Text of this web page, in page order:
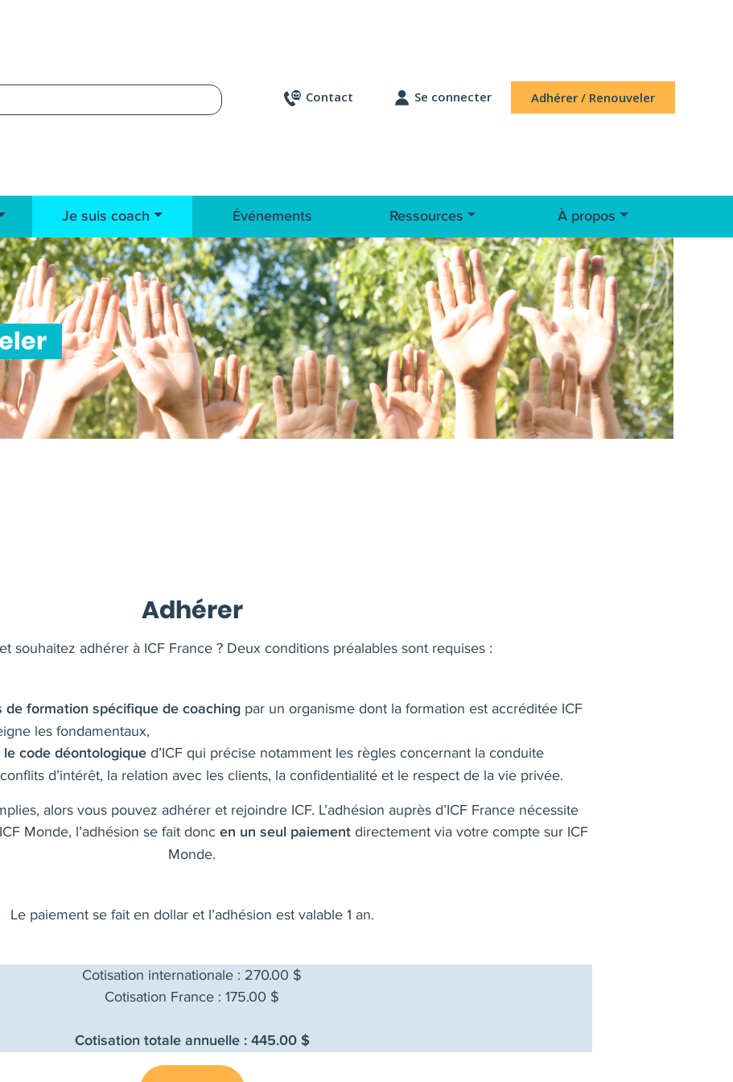
Contact Se connecter Adhérer / Renouveler
Je suis coach Événements Ressources À propos
Adhérer
souhaitez adhérer à ICF France ? Deux conditions préalables sont requises :
de formation spécifique de coaching par un organisme dont la formation est accréditée ICF
les fondamentaux,
code déontologique d’ICF qui précise notamment les règles concernant la conduite
d’intérêt, la relation avec les clients, la confidentialité et le respect de la vie privée.
alors vous pouvez adhérer et rejoindre ICF. L’adhésion auprès d’ICF France nécessite
Monde, l’adhésion se fait donc en un seul paiement directement via votre compte sur ICF
Monde.
Le paiement se fait en dollar et l’adhésion est valable 1 an.
Cotisation internationale : 270.00 $
Cotisation France : 175.00 $
Cotisation totale annuelle : 445.00 $